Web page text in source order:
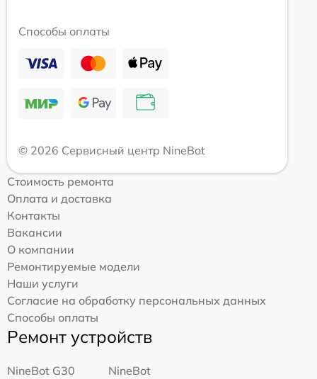
Способы оплаты
© 2026 Сервисный центр NineBot
Стоимость ремонта
Оплата и доставка
Контакты
Вакансии
О компании
Ремонтируемые модели
Наши услуги
Согласие на обработку персональных данных
Способы оплаты
Ремонт устройств
NineBot G30
NineBot